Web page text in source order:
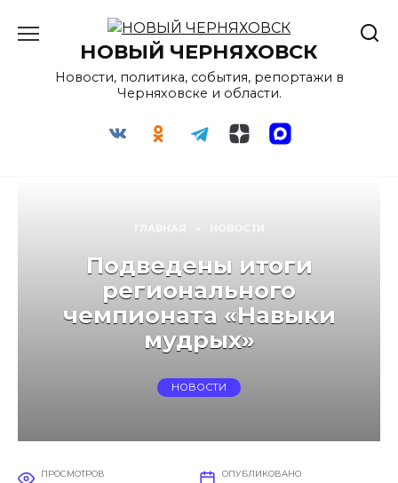
содержаниюНОВЫЙ ЧЕРНЯХОВСК
Новости, политика, события, репортажи в
Черняховске и области.
Подведены итоги
регионального
чемпионата «Навыки
мудрых»
НОВОСТИ
ПРОСМОТРОВ ОПУБЛИКОВАНО